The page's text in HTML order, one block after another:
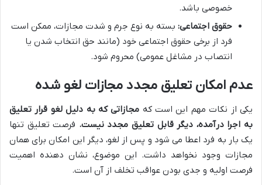
خصوصی باشد.
حقوق اجتماعی: بسته به نوع جرم و شدت مجازات، ممکن است
فرد از برخی حقوق اجتماعی خود (مانند حق انتخاب شدن یا
انتصاب در مشاغل عمومی) محروم شود.
عدم امکان تعلیق مجدد مجازات لغو شده
یکی از نکات مهم این است که مجازاتی که به دلیل لغو قرار تعلیق
به اجرا درآمده، دیگر قابل تعلیق مجدد نیست. فرصت تعلیق تنها
یک بار به فرد اعطا می شود و پس از لغو، دیگر این امکان برای همان
مجازات وجود نخواهد داشت. این موضوع، نشان دهنده اهمیت
فرصت اولیه و جدی بودن عواقب تخلف از آن است.